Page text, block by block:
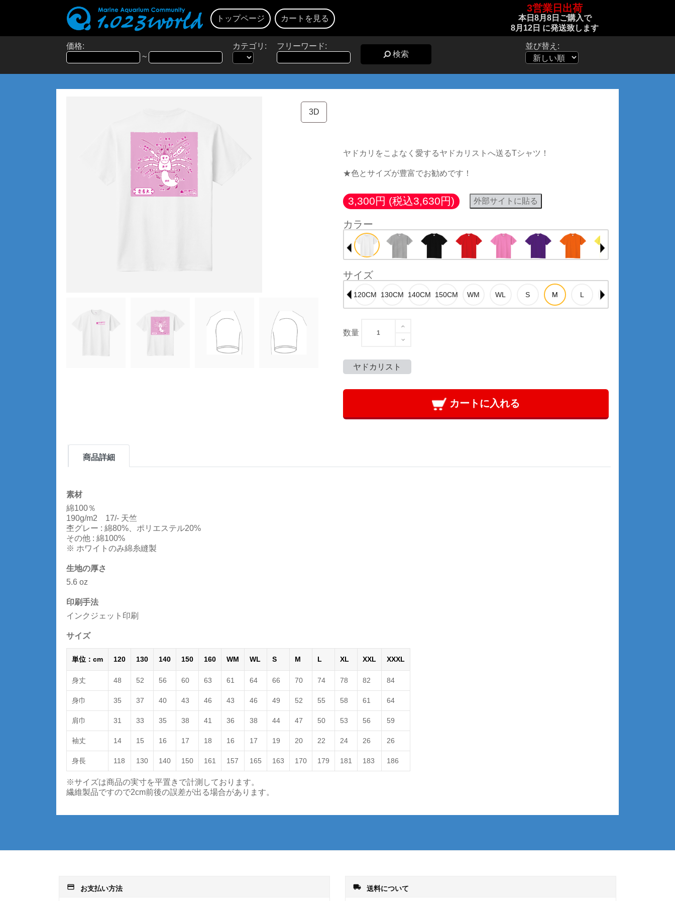
トップページ カートを見る
3営業日出荷
本日 8月8日 ご購入で
8月12日 に発送致します
価格:
~
カテゴリ:
フリーワード:
検索
並び替え:
3D
ヤドカリをこよなく愛するヤドカリストへ送るTシャツ！
★色とサイズが豊富でお勧めです！
3,300円 (税込3,630円) 外部サイトに貼る
カラー
サイズ
数量
ヤドカリスト
カートに入れる
商品詳細
素材
綿100％
190g/m2 17/- 天竺
杢グレー : 綿80%、ポリエステル20%
その他 : 綿100%
※ ホワイトのみ綿糸縫製
生地の厚さ
5.6 oz
印刷手法
インクジェット印刷
サイズ
単位：cm 120 130 140 150 160 WM WL S M L XL XXL XXXL
身丈 48 52 56 60 63 61 64 66 70 74 78 82 84
身巾 35 37 40 43 46 43 46 49 52 55 58 61 64
肩巾 31 33 35 38 41 36 38 44 47 50 53 56 59
袖丈 14 15 16 17 18 16 17 19 20 22 24 26 26
身長 118 130 140 150 161 157 165 163 170 179 181 183 186
※サイズは商品の実寸を平置きで計測しております。
繊維製品ですので2cm前後の誤差が出る場合があります。
payment お支払い方法 local_shipping 送料について